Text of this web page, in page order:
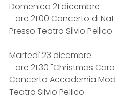
Domenica 21 dicembre
- ore 21.00 Concerto di
Presso Teatro Silvio Pellico
Martedì 23 dicembre
- ore 21.30 "Christmas
Concerto Accademia
Teatro Silvio Pellico